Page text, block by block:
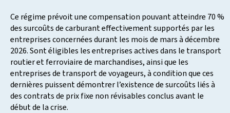
Ce régime prévoit une compensation pouvant atteindre 70 %
des surcoûts de carburant effectivement supportés par les
entreprises concernées durant les mois de mars à décembre
2026. Sont éligibles les entreprises actives dans le transport
routier et ferroviaire de marchandises, ainsi que les
entreprises de transport de voyageurs, à condition que ces
dernières puissent démontrer l’existence de surcoûts liés à
des contrats de prix fixe non révisables conclus avant le
début de la crise.